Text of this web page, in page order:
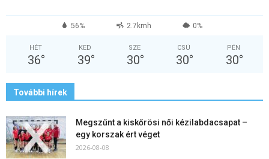
56% 2.7kmh 0%
HÉT
36°
KED
39°
SZE
30°
CSÜ
30°
PÉN
30°
További hírek
Megszűnt a kiskőrösi női kézilabdacsapat –
egy korszak ért véget
2026-08-08